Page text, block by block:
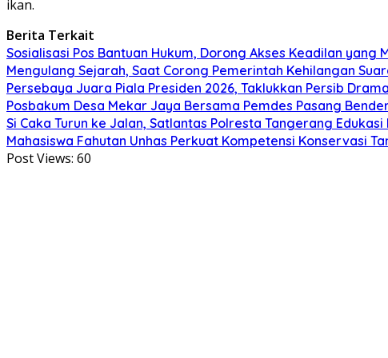
ikan.
Berita Terkait
Sosialisasi Pos Bantuan Hukum, Dorong Akses Keadilan
Mengulang Sejarah, Saat Corong Pemerintah Kehilangan
Persebaya Juara Piala Presiden 2026, Taklukkan Persib
Posbakum Desa Mekar Jaya Bersama Pemdes Pasang
Si Caka Turun ke Jalan, Satlantas Polresta Tangerang
Mahasiswa Fahutan Unhas Perkuat Kompetensi Konservasi
Post Views: 60